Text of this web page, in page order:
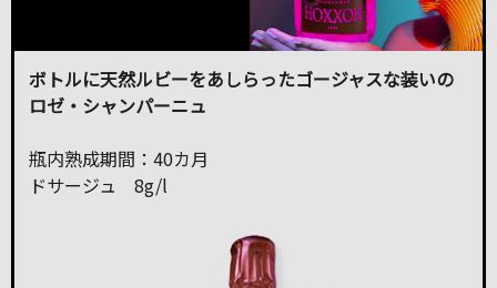
ボトルに天然ルビーをあしらったゴージャスな装いの
ロゼ・シャンパーニュ
瓶内熟成期間：40カ月
ドサージュ 8g/l